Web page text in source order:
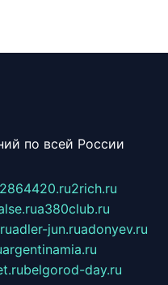
по всей России
2864420.ru2rich.ru
a380club.ru
adler-jun.ruadonyev.ru
argentinamia.ru
belgorod-day.ru